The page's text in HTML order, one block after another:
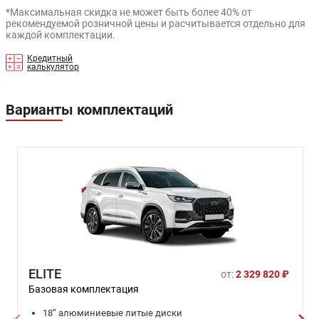
*Максимальная скидка не может быть более 40% от
рекомендуемой розничной цены и расчитывается отдельно для
каждой комплектации.
Кредитный
калькулятор
Варианты комплектаций
ELITE от:2 329 820 ₽
Базовая комплектация
18’’ алюминиевые литые диски